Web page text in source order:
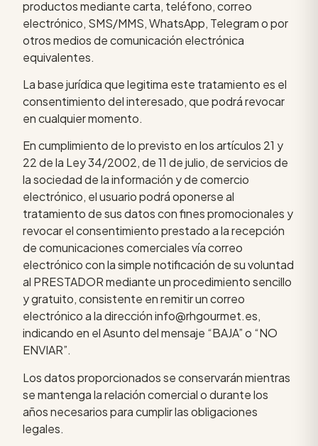
productos mediante carta, teléfono, correo
electrónico, SMS/MMS, WhatsApp, Telegram o por
otros medios de comunicación electrónica
equivalentes.
La base jurídica que legitima este tratamiento es el
consentimiento del interesado, que podrá revocar
en cualquier momento.
En cumplimiento de lo previsto en los artículos 21 y
22 de la Ley 34/2002, de 11 de julio, de servicios de
la sociedad de la información y de comercio
electrónico, el usuario podrá oponerse al
tratamiento de sus datos con fines promocionales y
revocar el consentimiento prestado a la recepción
de comunicaciones comerciales vía correo
electrónico con la simple notificación de su voluntad
al PRESTADOR mediante un procedimiento sencillo
y gratuito, consistente en remitir un correo
electrónico a la dirección info@rhgourmet.es,
indicando en el Asunto del mensaje “BAJA” o “NO
ENVIAR”.
Los datos proporcionados se conservarán mientras
se mantenga la relación comercial o durante los
años necesarios para cumplir las obligaciones
legales.